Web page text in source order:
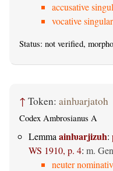
accusative
vocative singular
Status: not verified,
↑ Token: ainƕarjatoh
Codex Ambrosianus A
Lemma ainƕarjizuh:
WS 1910, p. 4: m.
neuter